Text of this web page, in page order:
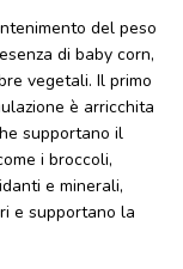
del peso
di baby corn,
vegetali. Il primo
è arricchita
supportano il
i broccoli,
e minerali,
e supportano la